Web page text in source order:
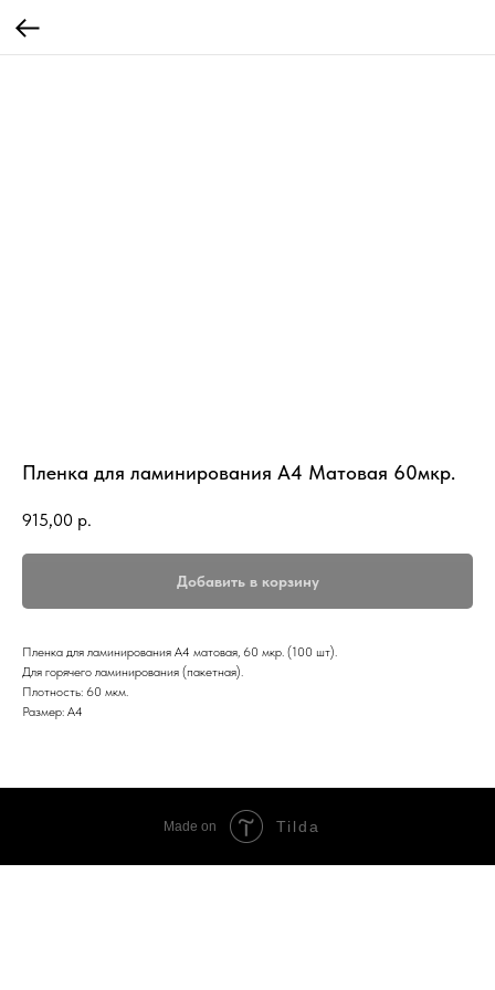
Пленка для ламинирования А4 Матовая 60мкр.
915,00 р.
Добавить в корзину
Пленка для ламинирования А4 матовая, 60 мкр. (100 шт).
Для горячего ламинирования (пакетная).
Плотность: 60 мкм.
Размер: А4
Made on Tilda